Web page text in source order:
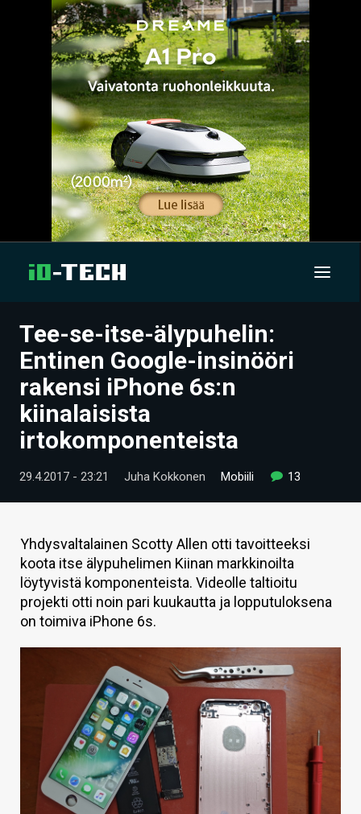
UUTISET
ARTIKKELIT
VIDEOT
TECHBBS
TIETOA
KAUPPA
VAIHDA TEEMA
Tee-se-itse-älypuhelin:
Entinen Google-insinööri
rakensi iPhone 6s:n
kiinalaisista
irtokomponenteista
29.4.2017 - 23:21 Juha Kokkonen Mobiili 13
Yhdysvaltalainen Scotty Allen otti tavoitteeksi
koota itse älypuhelimen Kiinan markkinoilta
löytyvistä komponenteista. Videolle taltioitu
projekti otti noin pari kuukautta ja lopputuloksena
on toimiva iPhone 6s.